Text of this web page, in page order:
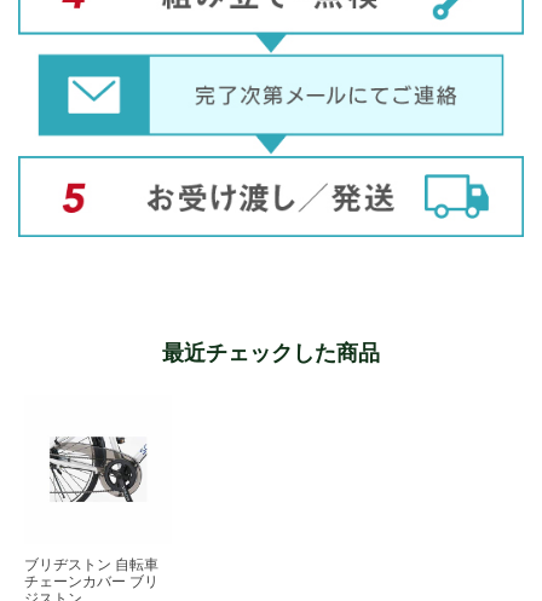
最近チェックした商品
ブリヂストン 自転車
チェーンカバー ブリ